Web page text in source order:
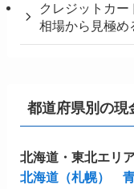
クレジットカ
相場から見極め
都道府県別の現
北海道・東北エリ
北海道（札幌）